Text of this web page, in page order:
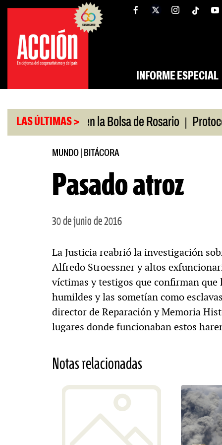
Saltar
contenido
facebook
INFORME ESPECIAL
LAS ÚLTIMAS >
Caputo en la Bolsa de Rosario | Protocolo
MUNDO| BITÁCORA
Pasado atroz
30 de junio de 2016
La Justicia reabrió la investigación
Alfredo Stroessner y altos
víctimas y testigos que confirman
humildes y las sometían como
director de Reparación y Memoria
lugares donde funcionaban estos
Notas relacionadas